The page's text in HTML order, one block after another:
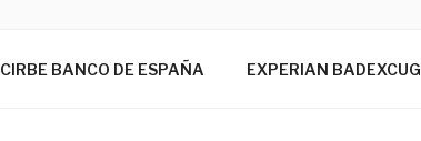
CIRBE BANCO DE ESPAÑA EXPERIAN BADEXCUG